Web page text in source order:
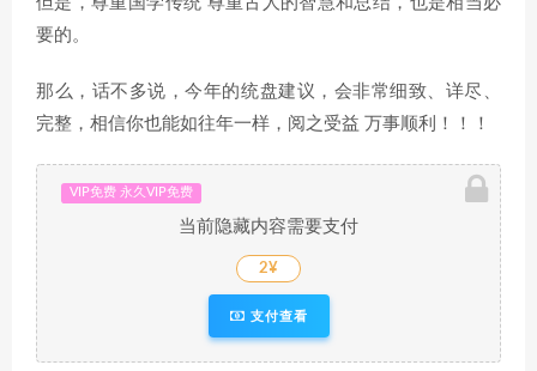
要的。
那么，话不多说，今年的统盘建议，会非常细致、详尽、
完整，相信你也能如往年一样，阅之受益 万事顺利！！！
VIP免费 永久VIP免费
当前隐藏内容需要支付
2¥
支付查看